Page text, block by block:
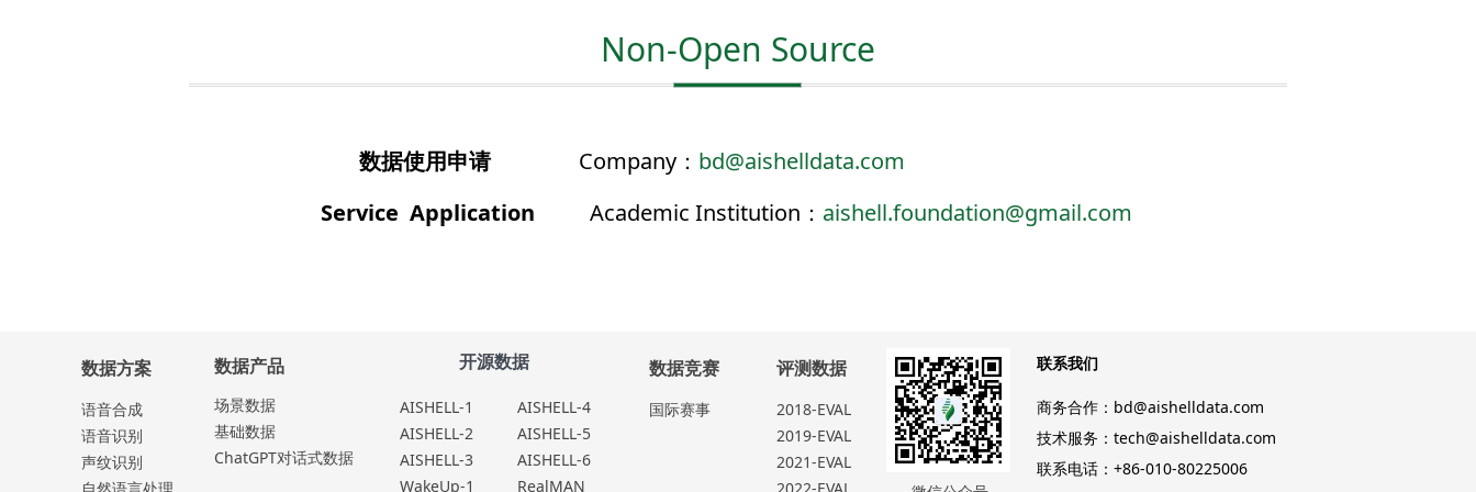
Non-Open Source
数据使用申请 Company： bd@aishelldata.com
Service Application Academic Institution： aishell.foundation@gmail.com
数据方案
语⾳合成
语⾳识别
声纹识别
数据产品
场景数据
基础数据
ChatGPT对话式数据
AISHELL-1
AISHELL-2
AISHELL-3
WakeUp-1
数据竞赛
国际赛事
评测数据
2018-EVAL
2019-EVAL
2021-EVAL
联系我们
商务合作：bd@aishelldata.com
技术服务：tech@aishelldata.com
联系电话：+86-010-80225006
AISHELL-4
AISHELL-5
AISHELL-6
RealMAN
开源数据